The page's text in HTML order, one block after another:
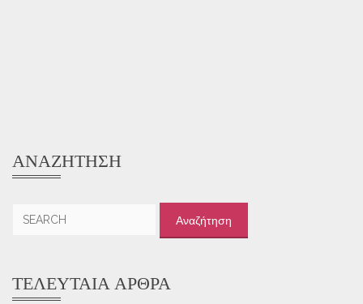
ΑΝΑΖΉΤΗΣΗ
ΤΕΛΕΥΤΑΊΑ ΆΡΘΡΑ